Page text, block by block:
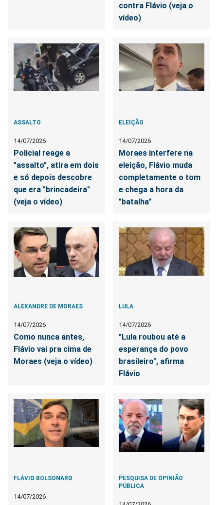
contra Flávio (veja o
vídeo)
ASSALTO
14/07/2026
Policial reage a
"assalto", atira em dois
e só depois descobre
que era "brincadeira"
(veja o vídeo)
ELEIÇÃO
14/07/2026
Moraes interfere na
eleição, Flávio muda
completamente o tom
e chega a hora da
"batalha"
ALEXANDRE DE MORAES
14/07/2026
Como nunca antes,
Flávio vai pra cima de
Moraes (veja o vídeo)
LULA
14/07/2026
"Lula roubou até a
esperança do povo
brasileiro", afirma
Flávio
FLÁVIO BOLSONARO
14/07/2026
PESQUISA DE OPINIÃO
PÚBLICA